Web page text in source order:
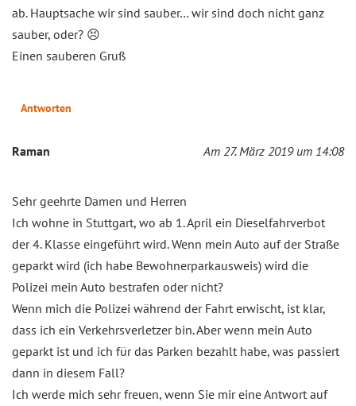
ab. Hauptsache wir sind sauber… wir sind doch nicht ganz
sauber, oder? 😣
Einen sauberen Gruß
Antworten
Raman Am 27. März 2019 um 14:08
Sehr geehrte Damen und Herren
Ich wohne in Stuttgart, wo ab 1. April ein Dieselfahrverbot
der 4. Klasse eingeführt wird. Wenn mein Auto auf der Straße
geparkt wird (ich habe Bewohnerparkausweis) wird die
Polizei mein Auto bestrafen oder nicht?
Wenn mich die Polizei während der Fahrt erwischt, ist klar,
dass ich ein Verkehrsverletzer bin. Aber wenn mein Auto
geparkt ist und ich für das Parken bezahlt habe, was passiert
dann in diesem Fall?
Ich werde mich sehr freuen, wenn Sie mir eine Antwort auf